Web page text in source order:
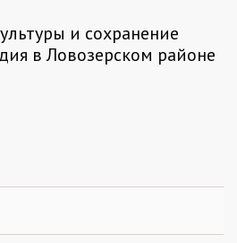
и сохранение
в Ловозерском районе